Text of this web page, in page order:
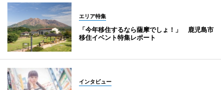
エリア特集
「今年移住するなら薩摩でしょ！」 鹿児島市
移住イベント特集レポート
インタビュー